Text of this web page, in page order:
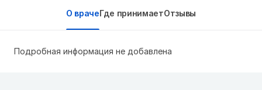
О врачеГде принимаетОтзывы
Подробная информация не добавлена